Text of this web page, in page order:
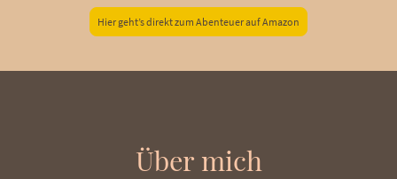
Hier geht’s direkt zum Abenteuer auf Amazon
Über mich